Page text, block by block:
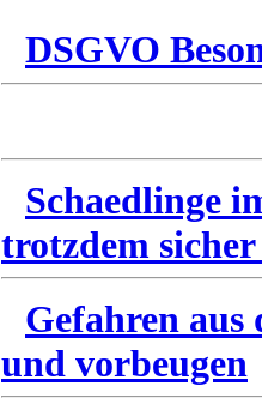
DSGVO
Schaedlinge
trotzdem
Gefahren
und vorbeugen